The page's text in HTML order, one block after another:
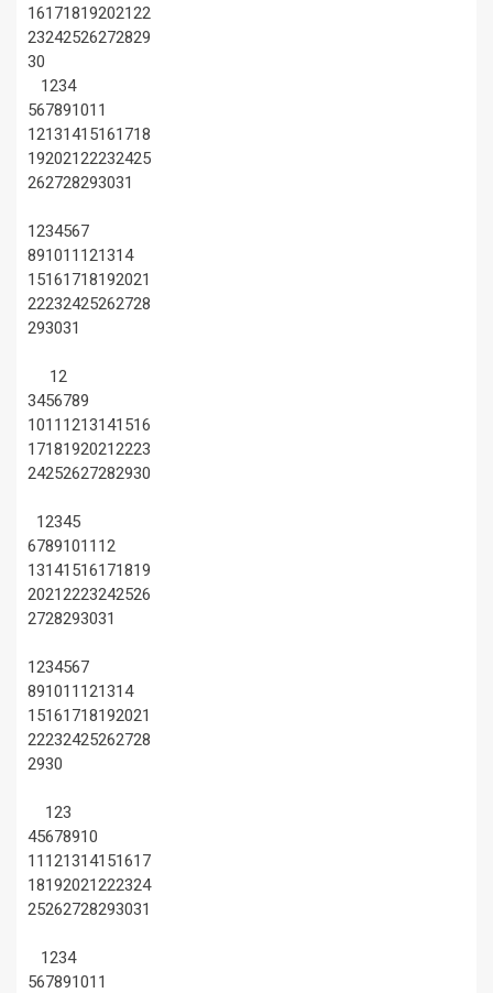
16171819202122
23242526272829
30
1234
567891011
12131415161718
19202122232425
262728293031
1234567
891011 121314
15161718192021
22232425262728
293031
12
3456789
1011 1213141516
17181920212223
24252627282930
12345
67891011 12
13141516171819
20212223242526
2728293031
1234567
891011 121314
15161718192021
22232425262728
2930
123
45678910
11 121314151617
18192021222324
25262728293031
1234
567891011